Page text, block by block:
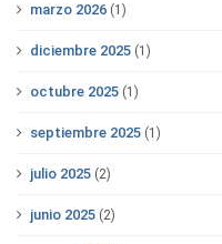
marzo 2026 (1)
diciembre 2025 (1)
octubre 2025 (1)
septiembre 2025 (1)
julio 2025 (2)
junio 2025 (2)